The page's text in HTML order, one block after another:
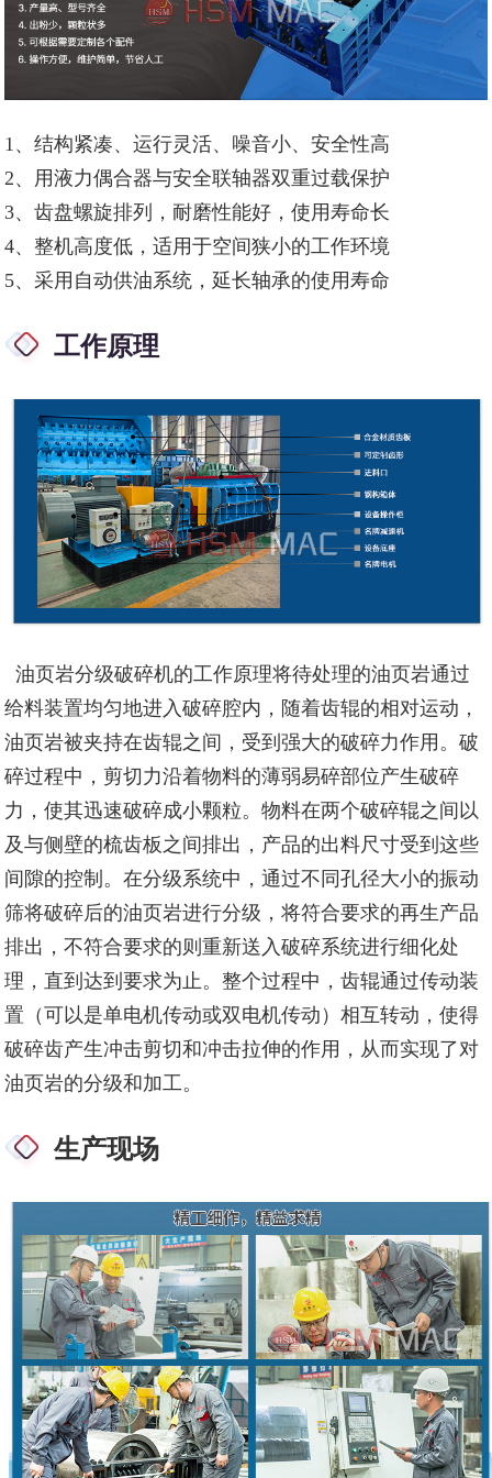
1、结构紧凑、运行灵活、噪音小、安全性高
2、用液力偶合器与安全联轴器双重过载保护
3、齿盘螺旋排列，耐磨性能好，使用寿命长
4、整机高度低，适用于空间狭小的工作环境
5、采用自动供油系统，延长轴承的使用寿命
工作原理
油页岩分级破碎机的工作原理将待处理的油页岩通过
给料装置均匀地进入破碎腔内，随着齿辊的相对运动，
油页岩被夹持在齿辊之间，受到强大的破碎力作用。破
碎过程中，剪切力沿着物料的薄弱易碎部位产生破碎
力，使其迅速破碎成小颗粒。物料在两个破碎辊之间以
及与侧壁的梳齿板之间排出，产品的出料尺寸受到这些
间隙的控制。在分级系统中，通过不同孔径大小的振动
筛将破碎后的油页岩进行分级，将符合要求的再生产品
排出，不符合要求的则重新送入破碎系统进行细化处
理，直到达到要求为止。整个过程中，齿辊通过传动装
置（可以是单电机传动或双电机传动）相互转动，使得
破碎齿产生冲击剪切和冲击拉伸的作用，从而实现了对
油页岩的分级和加工。
生产现场